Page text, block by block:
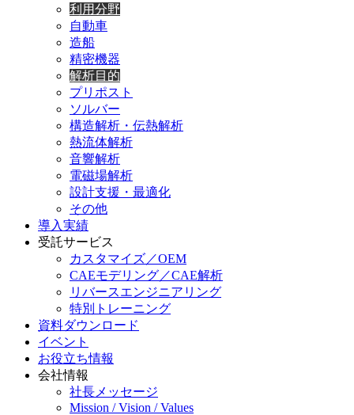
利用分野
自動車
造船
精密機器
解析目的
プリポスト
ソルバー
構造解析・伝熱解析
熱流体解析
音響解析
電磁場解析
設計支援・最適化
その他
導入実績
受託サービス
カスタマイズ／OEM
CAEモデリング／CAE解析
リバースエンジニアリング
特別トレーニング
資料ダウンロード
イベント
お役立ち情報
会社情報
社長メッセージ
Mission / Vision / Values